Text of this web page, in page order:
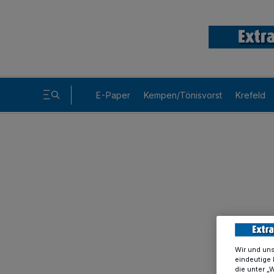
E-Paper Kempen/Tönisvorst Krefeld
Wir und
eindeutige
die unter